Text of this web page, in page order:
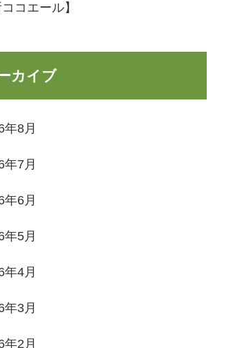
コエール】
カイブ
年8月
年7月
年6月
年5月
年4月
年3月
年2月